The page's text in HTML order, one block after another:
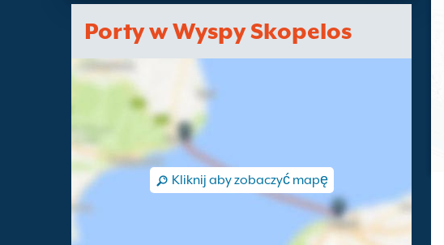
Porty w Wyspy Skopelos
Kliknij aby zobaczyć mapę